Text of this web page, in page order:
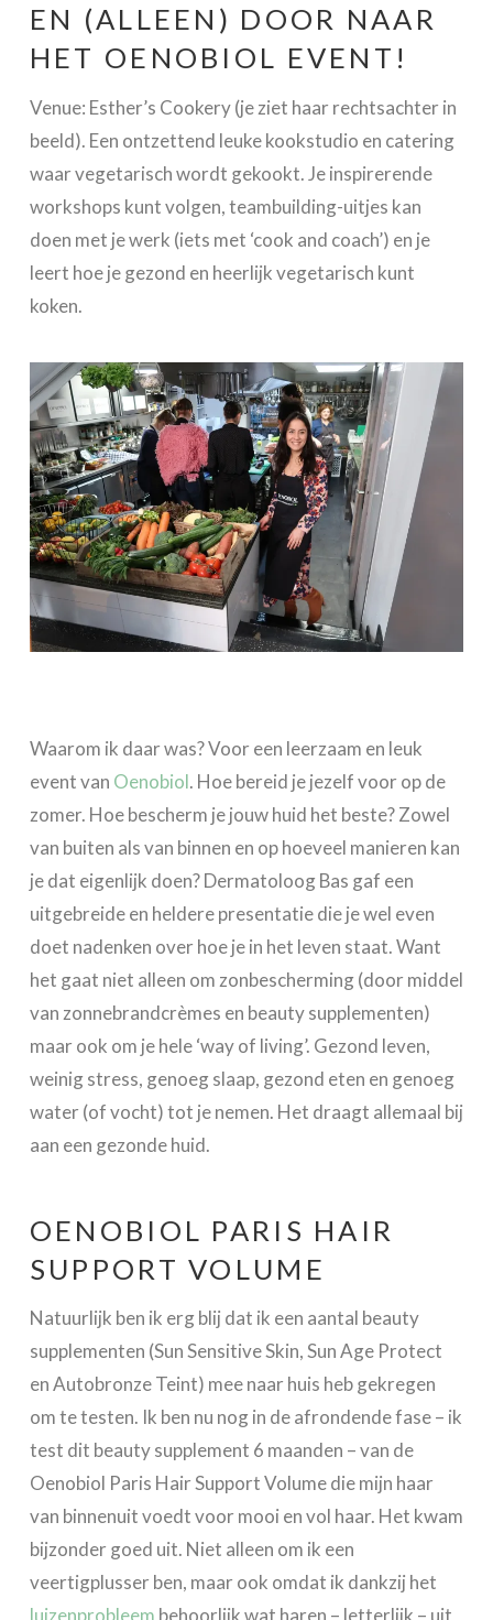
EN (ALLEEN) DOOR NAAR
HET OENOBIOL EVENT!
Venue: Esther’s Cookery (je ziet haar rechtsachter in
beeld). Een ontzettend leuke kookstudio en catering
waar vegetarisch wordt gekookt. Je inspirerende
workshops kunt volgen, teambuilding-uitjes kan
doen met je werk (iets met ‘cook and coach’) en je
leert hoe je gezond en heerlijk vegetarisch kunt
koken.
Waarom ik daar was? Voor een leerzaam en leuk
event van Oenobiol. Hoe bereid je jezelf voor op de
zomer. Hoe bescherm je jouw huid het beste? Zowel
van buiten als van binnen en op hoeveel manieren kan
je dat eigenlijk doen? Dermatoloog Bas gaf een
uitgebreide en heldere presentatie die je wel even
doet nadenken over hoe je in het leven staat. Want
het gaat niet alleen om zonbescherming (door middel
van zonnebrandcrèmes en beauty supplementen)
maar ook om je hele ‘way of living’. Gezond leven,
weinig stress, genoeg slaap, gezond eten en genoeg
water (of vocht) tot je nemen. Het draagt allemaal bij
aan een gezonde huid.
OENOBIOL PARIS HAIR
SUPPORT VOLUME
Natuurlijk ben ik erg blij dat ik een aantal beauty
supplementen (Sun Sensitive Skin, Sun Age Protect
en Autobronze Teint) mee naar huis heb gekregen
om te testen. Ik ben nu nog in de afrondende fase – ik
test dit beauty supplement 6 maanden – van de
Oenobiol Paris Hair Support Volume die mijn haar
van binnenuit voedt voor mooi en vol haar. Het kwam
bijzonder goed uit. Niet alleen om ik een
veertigplusser ben, maar ook omdat ik dankzij het
luizenprobleem behoorlijk wat haren – letterlijk – uit